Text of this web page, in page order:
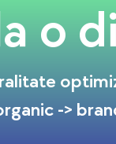
o
->